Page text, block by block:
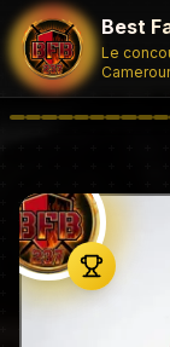
Best
Le